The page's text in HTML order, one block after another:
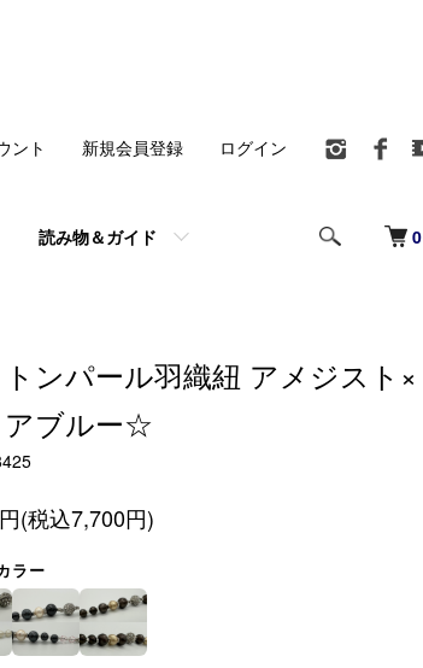
読み物＆ガイド
ント 新規会員登録 ログイン
0
ンパール羽織紐 アメジスト×
アブルー☆
(税込7,700円)
ラー